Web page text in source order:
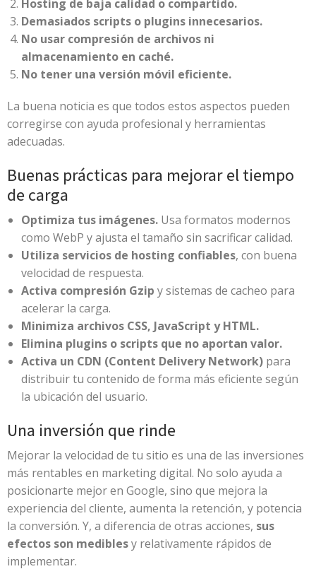
Hosting de baja calidad o compartido.
Demasiados scripts o plugins innecesarios.
No usar compresión de archivos ni
almacenamiento en caché.
No tener una versión móvil eficiente.
La buena noticia es que todos estos aspectos pueden
corregirse con ayuda profesional y herramientas
adecuadas.
Buenas prácticas para mejorar el tiempo
de carga
Optimiza tus imágenes. Usa formatos modernos
como WebP y ajusta el tamaño sin sacrificar calidad.
Utiliza servicios de hosting confiables, con buena
velocidad de respuesta.
Activa compresión Gzip y sistemas de cacheo para
acelerar la carga.
Minimiza archivos CSS, JavaScript y HTML.
Elimina plugins o scripts que no aportan valor.
Activa un CDN (Content Delivery Network) para
distribuir tu contenido de forma más eficiente según
la ubicación del usuario.
Una inversión que rinde
Mejorar la velocidad de tu sitio es una de las inversiones
más rentables en marketing digital. No solo ayuda a
posicionarte mejor en Google, sino que mejora la
experiencia del cliente, aumenta la retención, y potencia
la conversión. Y, a diferencia de otras acciones, sus
efectos son mediblesy relativamente rápidos de
implementar.